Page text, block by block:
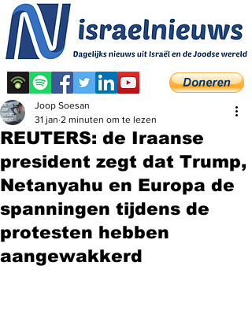
REUTERS: de Iraanse
president zegt dat Trump,
Netanyahu en Europa de
spanningen tijdens de
protesten hebben
aangewakkerd
Joop Soesan
31 jan 2 minuten om te lezen